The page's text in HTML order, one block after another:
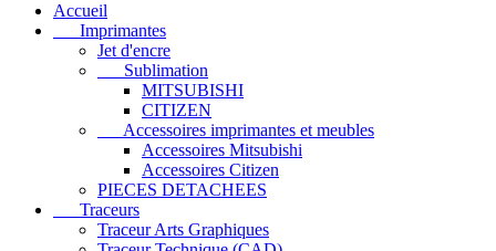
Accueil
Imprimantes
Jet d'encre
Sublimation
MITSUBISHI
CITIZEN
Accessoires imprimantes et meubles
Accessoires Mitsubishi
Accessoires Citizen
PIECES DETACHEES
Traceurs
Traceur Arts Graphiques